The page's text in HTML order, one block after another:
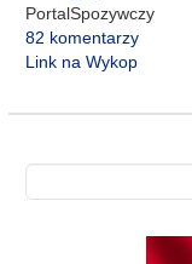
PortalSpozywczy
82 komentarzy
Link na Wykop